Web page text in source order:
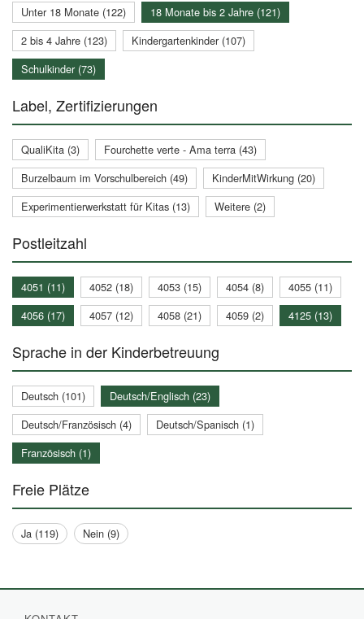
Unter 18 Monate (122)
18 Monate bis 2 Jahre (121)
2 bis 4 Jahre (123)
Kindergartenkinder (107)
Schulkinder (73)
Label, Zertifizierungen
QualiKita (3)
Fourchette verte - Ama terra (43)
Burzelbaum im Vorschulbereich (49)
KinderMitWirkung (20)
Experimentierwerkstatt für Kitas (13)
Weitere (2)
Postleitzahl
4051 (11) 4052 (18) 4053 (15) 4054 (8)
4055 (11)
4056 (17)
4057 (12) 4058 (21) 4059 (2) 4125 (13)
Sprache in der Kinderbetreuung
Deutsch (101)
Deutsch/Englisch (23)
Deutsch/Französisch (4)
Deutsch/Spanisch (1)
Französisch (1)
Freie Plätze
Ja (119) Nein (9)